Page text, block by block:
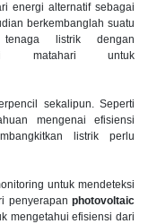
energi alternatif sebagai
berkembanglah suatu
tenaga listrik dengan
matahari untuk
sekalipun. Seperti
mengenai efisiensi
listrik perlu
untuk mendeteksi
penyerapan photovoltaic
mengetahui efisiensi dari